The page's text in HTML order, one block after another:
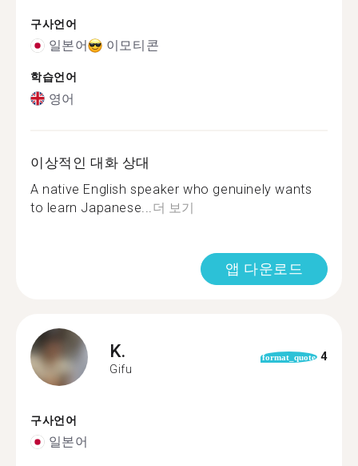
구사언어
일본어 이모티콘
학습언어
영어
이상적인 대화 상대
A native English speaker who genuinely wants
to learn Japanese... 더 보기
앱 다운로드
K.
Gifu
format_quote 4
구사언어
일본어